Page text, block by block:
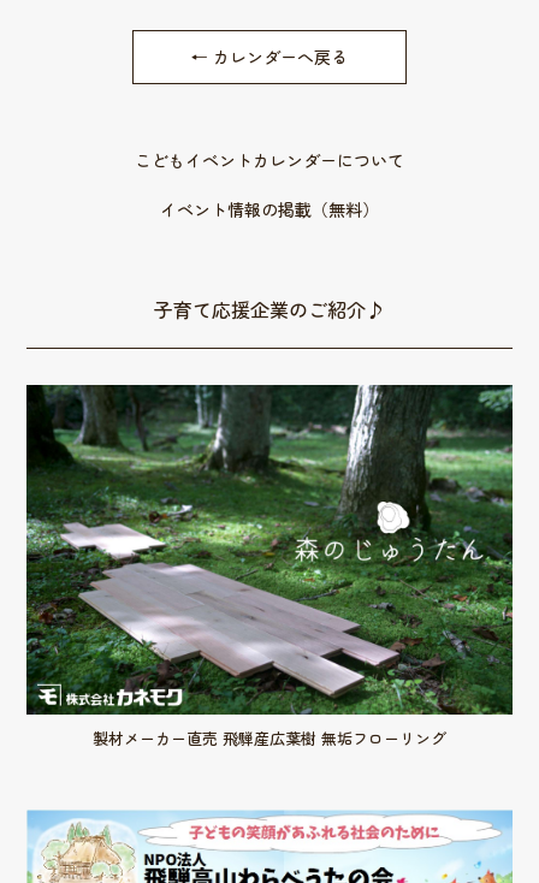
← カレンダーへ戻る
こどもイベントカレンダーについて
イベント情報の掲載（無料）
子育て応援企業のご紹介♪
製材メーカー直売 飛騨産広葉樹 無垢フローリング